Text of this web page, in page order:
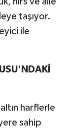
taşıyor.
ile
harflerle
sahip